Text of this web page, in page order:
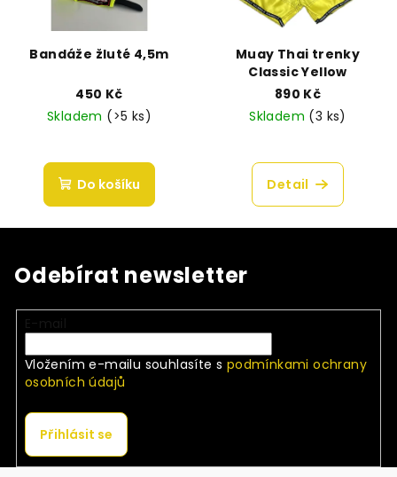
Bandáže žluté 4,5m
450 Kč
Skladem (>5 ks)
Do košíku
Muay Thai trenky
Classic Yellow
890 Kč
Skladem (3 ks)
Detail
Odebírat newsletter
Vložením e-mailu souhlasíte s podmínkami ochrany
osobních údajů
Přihlásit se